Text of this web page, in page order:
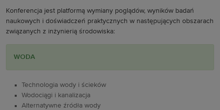
Konferencja jest platformą wymiany poglądów, wyników badań
naukowych i doświadczeń praktycznych w następujących obszarach
związanych z inżynierią środowiska:
WODA
Technologia wody i ścieków
Wodociągi i kanalizacja
Alternatywne źródła wody